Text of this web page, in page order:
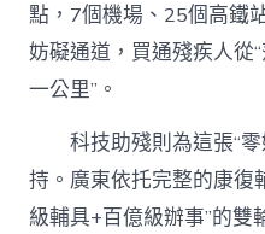
點，7個機場、25個高鐵
妨礙通道，買通殘疾人從
一公里”。
科技助殘則為這張“零
持。廣東依托完整的康復
級輔具+百億級辦事”的